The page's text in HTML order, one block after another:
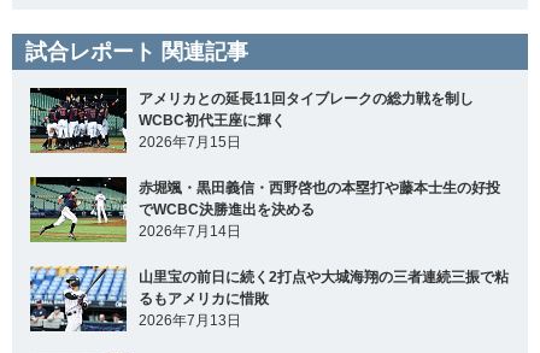
試合レポート 関連記事
アメリカとの延長11回タイブレークの総力戦を制し
WCBC初代王座に輝く
2026年7月15日
赤堀颯・黒田義信・西野啓也の本塁打や藤本士生の好投
でWCBC決勝進出を決める
2026年7月14日
山里宝の前日に続く2打点や大城海翔の三者連続三振で粘
るもアメリカに惜敗
2026年7月13日